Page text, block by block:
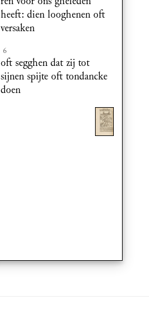
heeft: dien looghenen oft
versaken
6
oft segghen dat zij tot
sijnen spijte oft tondancke
doen